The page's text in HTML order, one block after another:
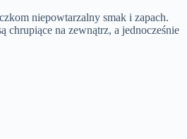
niepowtarzalny smak i zapach.
chrupiące na zewnątrz, a jednocześnie